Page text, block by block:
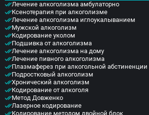
Лечение алкоголизма амбулаторно
Ксенотерапия при алкоголизме
Лечение алкоголизма иглоукалыванием
Мужской алкоголизм
Кодирование уколом
Подшивка от алкоголизма
Лечение алкоголизма на дому
Лечение пивного алкоголизма
Плазмаферез при алкогольной абстиненции
Подростковый алкоголизм
Хронический алкоголизм
Кодирование от алкоголя
Метод Довженко
Лазерное кодирование
Кодирование методом двойной блок